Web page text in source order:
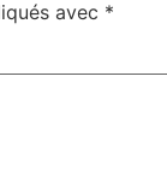
avec *